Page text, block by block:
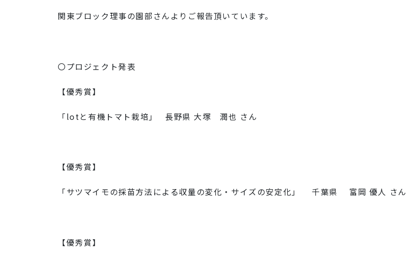
関東ブロック理事の園部さんよりご報告頂いています。
〇プロジェクト発表
【優秀賞】
「lotと有機トマト栽培｣ 長野県 大塚 潤也 さん
【優秀賞】
「サツマイモの採苗方法による収量の変化・サイズの安定化」 千葉県 富岡 優人 さん
【優秀賞】